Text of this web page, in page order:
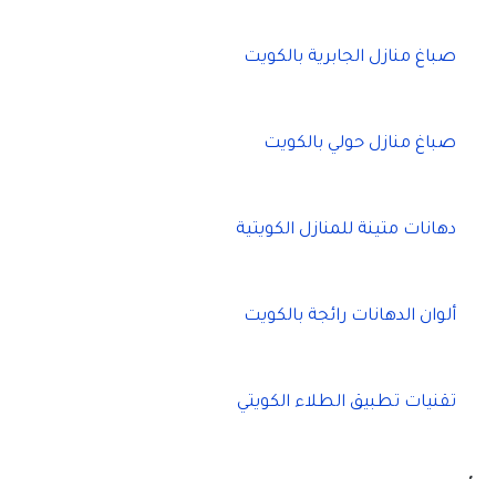
صباغ منازل الجابرية بالكويت
صباغ منازل حولي بالكويت
دهانات متينة للمنازل الكويتية
ألوان الدهانات رائجة بالكويت
تقنيات تطبيق الطلاء الكويتي